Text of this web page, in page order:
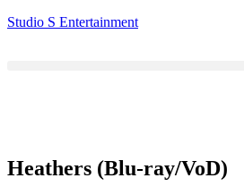
Studio S Entertainment
Heathers (Blu-ray/VoD)